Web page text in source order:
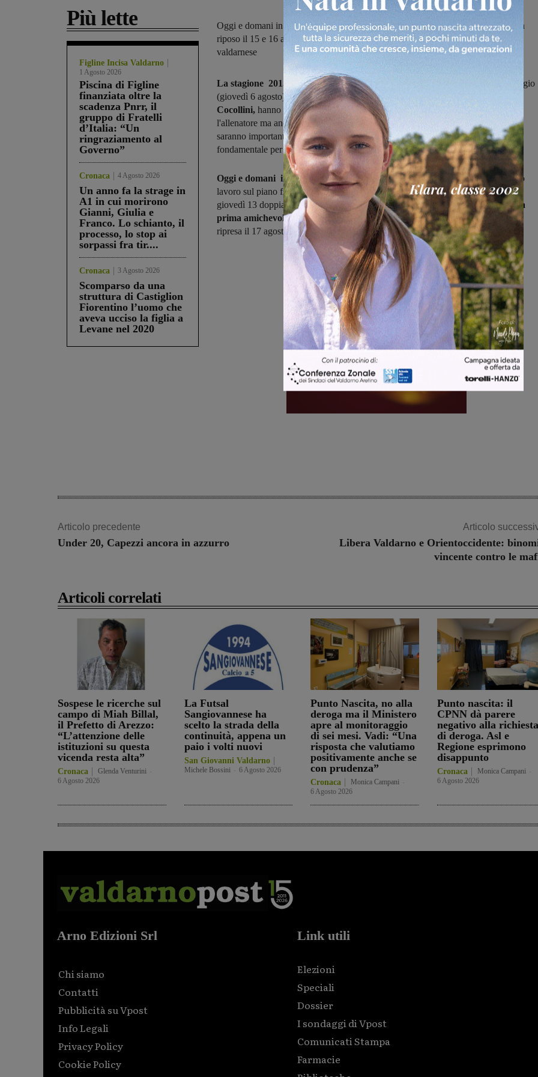
Più lette
Figline Incisa Valdarno
1 Agosto 2026
Piscina di Figline
finanziata oltre la
scadenza Pnrr, il
gruppo di Fratelli
d’Italia: “Un
ringraziamento al
Governo”
Cronaca 4 Agosto 2026
Un anno fa la strage in
A1 in cui morirono
Gianni, Giulia e
Franco. Lo schianto, il
processo, lo stop ai
sorpassi fra tir....
Cronaca 3 Agosto 2026
Scomparso da una
struttura di Castiglion
Fiorentino l’uomo che
aveva ucciso la figlia a
Levane nel 2020
Oggi e domani in programma un solo allenamento, da sabato 8 doppia seduta con
riposo il 15 e 16 agosto. Rosa rivoluzionata e nuovo allenatore per il sodalizio
valdarnese
La stagione 2015-2016 per il Figlineha preso ufficialmente il via oggi pomeriggio
(giovedì 6 agosto), con i giocatori che si sono radunati e,
Cocollini, hanno sostenuto il primo allenamento.Tanti i volti nuovi,
non solo
l'allenatore ma anche i giocatori viste le poche conferme e queste prime sedute
saranno importanti anche per la creazione del gruppo e della giusta amalgama,
fondamentale per rendere al massimo in campo.
Oggi e domani in programma un solo allenamento nel pomeriggiocon molto
lavoro sul piano fisico, senza però disdegnare quello con la palla, da sabato 8 a
giovedì 13 doppia seduta, quindi nel pomeriggio divenerdì 14 in programma la
prima amichevole (al "Del Buffa" arriva lo Scadicci), poi due giorni di riposo e
ripresa il 17 agosto, con allenamento tutti i giorni.
Articolo precedente
Under 20, Capezzi ancora in azzurro
Articolo
Libera Valdarno e Orientoccidente:
vincente contro le
Articoli correlati
Sospese le ricerche sul
campo di Miah Billal,
il Prefetto di Arezzo:
“L’attenzione delle
istituzioni su questa
vicenda resta alta”
Cronaca Glenda Venturini
6 Agosto 2026
La Futsal
Sangiovannese ha
scelto la strada della
continuità, appena un
paio i volti nuovi
San Giovanni Valdarno
Michele Bossini 6 Agosto 2026
Punto Nascita, no alla
deroga ma il Ministero
apre al monitoraggio
di sei mesi. Vadi: “Una
risposta che valutiamo
positivamente anche se
con prudenza”
Cronaca Monica Campani
6 Agosto 2026
Punto nascita: il
CPNN dà parere
negativo alla richiesta
di deroga. Asl e
Regione esprimono
disappunto
Cronaca Monica Campani
6 Agosto 2026
Arno Edizioni Srl
Chi siamo
Contatti
Pubblicità su Vpost
Info Legali
Privacy Policy
Cookie Policy
Link utili
Elezioni
Speciali
Dossier
I sondaggi di Vpost
Comunicati Stampa
Farmacie